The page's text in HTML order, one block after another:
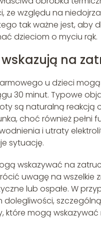
ze względu na
tak ważne jest,
dzieciom o myciu rąk.
na
u dzieci
30 minut. Typowe
są naturalną reakcją
choć również pełni
i utraty
sytuację.
wskazywać na
uwagę na wszelkie
lub ospałe. W
dolegliwości,
które mogą